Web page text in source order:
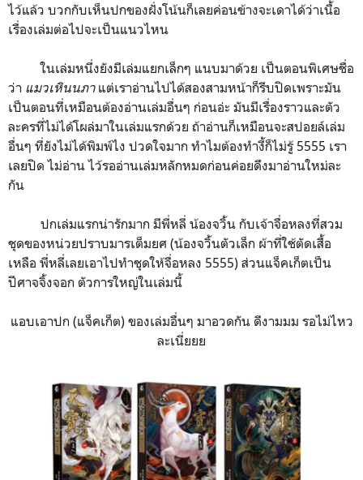
ไว้แล้ว บวกกับเห็นปกของฝั่งโน้นก็เลยค่อนข้างจะเดาได้ว่าเนื้อ
เรื่องเล่มต่อไปจะเป็นแนวไหน
ในเล่มหนึ่งยังมีเล่มแยกเล็กๆ แนบมาด้วย เป็นตอนพิเศษชื่อ
ว่า แมวเหินนภาแต่เราอ่านไปได้สองสามหน้าก็รีบปิดเพราะมัน
เป็นตอนที่เหมือนต้องอ่านเล่มอื่นๆ ก่อนอ่ะ มันมีเรื่องราวและตัว
ละครที่ไม่ได้โผล่มาในเล่มแรกด้วย ถ้าอ่านก็เหมือนจะสปอยล์เล่ม
อื่นๆ ที่ยังไม่ได้พิมพ์ไง ปวดใจมาก ทำไมต้องทำงี้ก็ไม่รู้ 5555 เรา
เลยปิด ไม่อ่าน ไว้รออ่านเล่มหลักหมดก่อนค่อยดึงมาอ่านใหม่ละ
กัน
ปกเล่มแรกน่ารักมาก มีพี่หลี่ น้องจวิ้น กับเจ้าจื่อหลงที่สวม
ชุดของหน่วยปราบมารเต็มยศ (น้องจวิ้นตัวเล็ก ผ้าที่ใช้ตัดเสื้อ
เหลือ พี่หลี่เลยเอาไปทำชุดให้จื่อหลง 5555) ส่วนแจ็คเก็ตเป็น
ปีศาจจิ้งจอก ตัวการใหญ่ในเล่มนี้
แอบเอาปก (แจ็คเก็ต) ของเล่มอื่นๆ มาอวดกัน ดีงามมม รอไม่ไหว
ละเนี่ยยย